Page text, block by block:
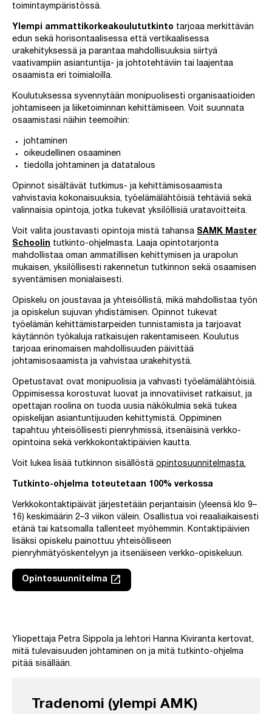
toimintaympäristössä.
Ylempi ammattikorkeakoulututkinto tarjoaa merkittävän
edun sekä horisontaalisessa että vertikaalisessa
urakehityksessä ja parantaa mahdollisuuksia siirtyä
vaativampiin asiantuntija- ja johtotehtäviin tai laajentaa
osaamista eri toimialoilla.
Koulutuksessa syvennytään monipuolisesti organisaatioiden
johtamiseen ja liiketoiminnan kehittämiseen. Voit suunnata
osaamistasi näihin teemoihin:
johtaminen
oikeudellinen osaaminen
tiedolla johtaminen ja datatalous
Opinnot sisältävät tutkimus- ja kehittämisosaamista
vahvistavia kokonaisuuksia, työelämälähtöisiä tehtäviä sekä
valinnaisia opintoja, jotka tukevat yksilöllisiä uratavoitteita.
Voit valita joustavasti opintoja mistä tahansa SAMK Master
Schoolin tutkinto-ohjelmasta. Laaja opintotarjonta
mahdollistaa oman ammatillisen kehittymisen ja urapolun
mukaisen, yksilöllisesti rakennetun tutkinnon sekä osaamisen
syventämisen monialaisesti.
Opiskelu on joustavaa ja yhteisöllistä, mikä mahdollistaa työn
ja opiskelun sujuvan yhdistämisen. Opinnot tukevat
työelämän kehittämistarpeiden tunnistamista ja tarjoavat
käytännön työkaluja ratkaisujen rakentamiseen. Koulutus
tarjoaa erinomaisen mahdollisuuden päivittää
johtamisosaamista ja vahvistaa urakehitystä.
Opetustavat ovat monipuolisia ja vahvasti työelämälähtöisiä.
Oppimisessa korostuvat luovat ja innovatiiviset ratkaisut, ja
opettajan roolina on tuoda uusia näkökulmia sekä tukea
opiskelijan asiantuntijuuden kehittymistä. Oppiminen
tapahtuu yhteisöllisesti pienryhmissä, itsenäisinä verkko-
opintoina sekä verkkokontaktipäivien kautta.
Voit lukea lisää tutkinnon sisällöstä opintosuunnitelmasta.
Tutkinto-ohjelma toteutetaan 100% verkossa
Verkkokontaktipäivät järjestetään perjantaisin (yleensä klo 9–
16) keskimäärin 2–3 viikon välein. Osallistua voi reaaliaikaisesti
etänä tai katsomalla tallenteet myöhemmin. Kontaktipäivien
lisäksi opiskelu painottuu yhteisölliseen
pienryhmätyöskentelyyn ja itsenäiseen verkko-opiskeluun.
Opintosuunnitelma
Linkki avautuu uuteen välilehteen
launch
Yliopettaja Petra Sippola ja lehtori Hanna Kiviranta kertovat,
mitä tulevaisuuden johtaminen on ja mitä tutkinto-ohjelma
pitää sisällään.
Tradenomi (ylempi AMK)